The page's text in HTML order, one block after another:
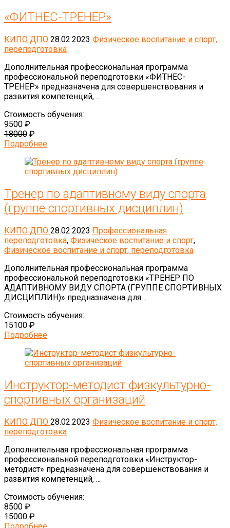
«ФИТНЕС-ТРЕНЕР»
КИПО ДПО 28.02.2023 Физическое воспитание и спорт,
переподготовка
Дополнительная профессиональная программа
профессиональной переподготовки «ФИТНЕС-
ТРЕНЕР» предназначена для совершенствования и
развития компетенций, ...
Стоимость обучения:
9500 ₽
18000 ₽
Подробнее
Тренер по адаптивному виду спорта
(группе спортивных дисциплин)
КИПО ДПО 28.02.2023 Профессиональная
переподготовка, Физическое воспитание и спорт,
Физическое воспитание и спорт, переподготовка
Дополнительная профессиональная программа
профессиональной переподготовки «ТРЕНЕР ПО
АДАПТИВНОМУ ВИДУ СПОРТА (ГРУППЕ СПОРТИВНЫХ
ДИСЦИПЛИН)» предназначена для ...
Стоимость обучения:
15100 ₽
Подробнее
Инструктор-методист физкультурно-
спортивных организаций
КИПО ДПО 28.02.2023 Физическое воспитание и спорт,
переподготовка
Дополнительная профессиональная программа
профессиональной переподготовки «Инструктор-
методист» предназначена для совершенствования и
развития компетенций, ...
Стоимость обучения:
8500 ₽
15000 ₽
Подробнее